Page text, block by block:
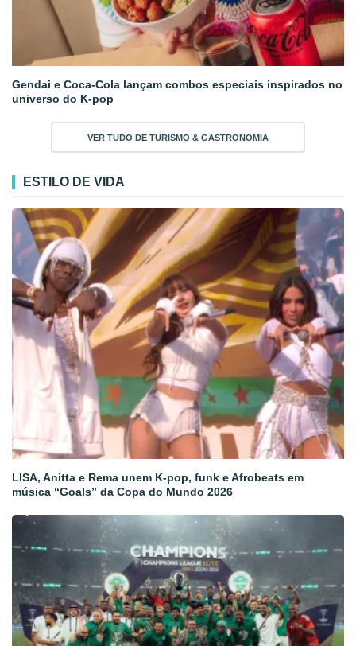
Gendai e Coca-Cola lançam combos especiais inspirados no
universo do K-pop
VER TUDO DE TURISMO & GASTRONOMIA
ESTILO DE VIDA
LISA, Anitta e Rema unem K-pop, funk e Afrobeats em
música “Goals” da Copa do Mundo 2026